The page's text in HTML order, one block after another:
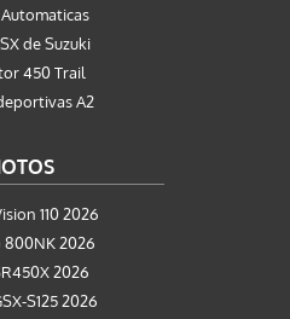
de Suzuki
450 Trail
A2
110 2026
800NK 2026
2026
S125 2026